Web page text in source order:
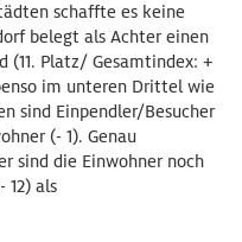
schaffte es keine
belegt als Achter einen
Platz/ Gesamtindex: +
im unteren Drittel wie
sind Einpendler/Besucher
(- 1). Genau
sind die Einwohner noch
als